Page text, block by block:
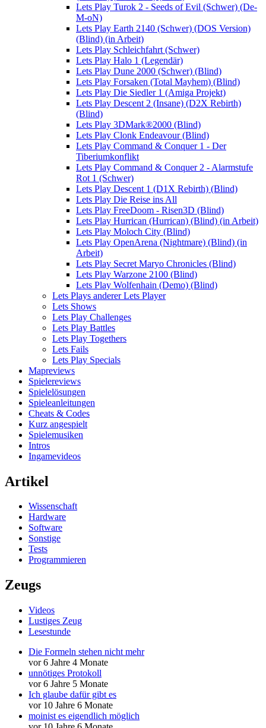
Lets Play Turok 2 - Seeds of Evil (Schwer) (De-
M-oN)
Lets Play Earth 2140 (Schwer) (DOS Version)
(Blind) (in Arbeit)
Lets Play Schleichfahrt (Schwer)
Lets Play Halo 1 (Legendär)
Lets Play Dune 2000 (Schwer) (Blind)
Lets Play Forsaken (Total Mayhem) (Blind)
Lets Play Die Siedler 1 (Amiga Projekt)
Lets Play Descent 2 (Insane) (D2X Rebirth)
(Blind)
Lets Play 3DMark®2000 (Blind)
Lets Play Clonk Endeavour (Blind)
Lets Play Command & Conquer 1 - Der
Tiberiumkonflikt
Lets Play Command & Conquer 2 - Alarmstufe
Rot 1 (Schwer)
Lets Play Descent 1 (D1X Rebirth) (Blind)
Lets Play Die Reise ins All
Lets Play FreeDoom - Risen3D (Blind)
Lets Play Hurrican (Hurrican) (Blind) (in Arbeit)
Lets Play Moloch City (Blind)
Lets Play OpenArena (Nightmare) (Blind) (in
Arbeit)
Lets Play Secret Maryo Chronicles (Blind)
Lets Play Warzone 2100 (Blind)
Lets Play Wolfenhain (Demo) (Blind)
Lets Plays anderer Lets Player
Lets Shows
Lets Play Challenges
Lets Play Battles
Lets Play Togethers
Lets Fails
Lets Play Specials
Mapreviews
Spielereviews
Spielelösungen
Spieleanleitungen
Cheats & Codes
Kurz angespielt
Spielemusiken
Intros
Ingamevideos
Artikel
Wissenschaft
Hardware
Software
Sonstige
Tests
Programmieren
Zeugs
Videos
Lustiges Zeug
Lesestunde
Die Formeln stehen nicht mehr
vor 6 Jahre 4 Monate
unnötiges Protokoll
vor 6 Jahre 5 Monate
Ich glaube dafür gibt es
vor 10 Jahre 6 Monate
moinist es eigendlich möglich